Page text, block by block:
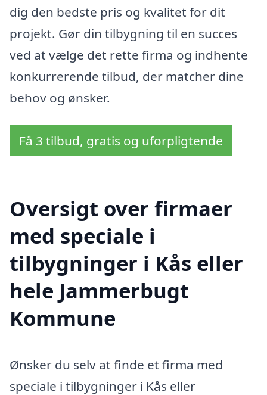
dig den bedste pris og kvalitet for dit
projekt. Gør din tilbygning til en succes
ved at vælge det rette firma og indhente
konkurrerende tilbud, der matcher dine
behov og ønsker.
Få 3 tilbud, gratis og uforpligtende
Oversigt over firmaer
med speciale i
tilbygninger i Kås eller
hele Jammerbugt
Kommune
Ønsker du selv at finde et firma med
speciale i tilbygninger i Kås eller